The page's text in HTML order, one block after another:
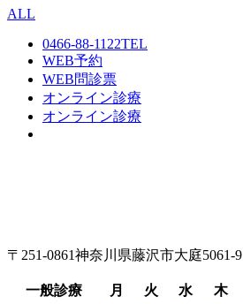
ALL
0466-88-1122TEL
WEB予約
WEB問診票
オンライン診療
オンライン診療
〒251-0861神奈川県藤沢市大庭5061-9
一般診療 月 火 水 木